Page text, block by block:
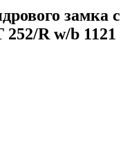
замка с
R w/b 1121